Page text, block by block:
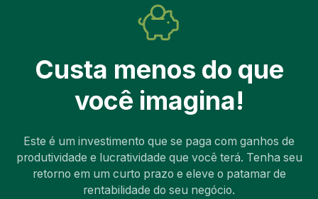
Custa menos do que
você imagina!
Este é um investimento que se paga com ganhos de
produtividade e lucratividade que você terá. Tenha seu
retorno em um curto prazo e eleve o patamar de
rentabilidade do seu negócio.